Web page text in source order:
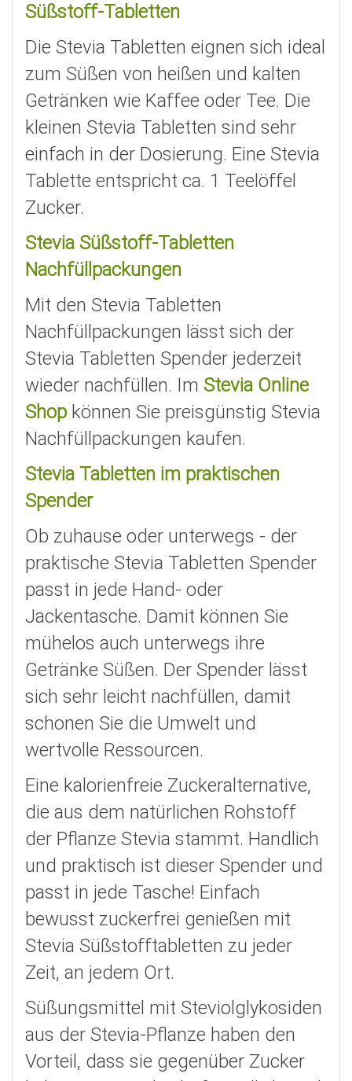
Süßstoff-Tabletten
Die Stevia Tabletten eignen sich ideal
zum Süßen von heißen und kalten
Getränken wie Kaffee oder Tee. Die
kleinen Stevia Tabletten sind sehr
einfach in der Dosierung. Eine Stevia
Tablette entspricht ca. 1 Teelöffel
Zucker.
Stevia Süßstoff-Tabletten
Nachfüllpackungen
Mit den Stevia Tabletten
Nachfüllpackungen lässt sich der
Stevia Tabletten Spender jederzeit
wieder nachfüllen. Im Stevia Online
Shop können Sie preisgünstig Stevia
Nachfüllpackungen kaufen.
Stevia Tabletten im praktischen
Spender
Ob zuhause oder unterwegs - der
praktische Stevia Tabletten Spender
passt in jede Hand- oder
Jackentasche. Damit können Sie
mühelos auch unterwegs ihre
Getränke Süßen. Der Spender lässt
sich sehr leicht nachfüllen, damit
schonen Sie die Umwelt und
wertvolle Ressourcen.
Eine kalorienfreie Zuckeralternative,
die aus dem natürlichen Rohstoff
der Pflanze Stevia stammt. Handlich
und praktisch ist dieser Spender und
passt in jede Tasche! Einfach
bewusst zuckerfrei genießen mit
Stevia Süßstofftabletten zu jeder
Zeit, an jedem Ort.
Süßungsmittel mit Steviolglykosiden
aus der Stevia-Pflanze haben den
Vorteil, dass sie gegenüber Zucker